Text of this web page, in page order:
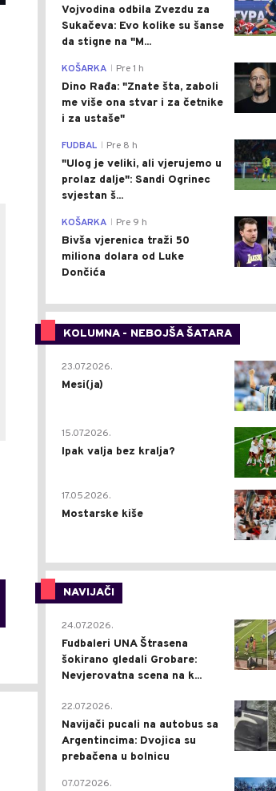
Vojvodina odbila Zvezdu za
Sukačeva: Evo kolike su šanse
da stigne na "M...
KOŠARKA Pre 1 h
Dino Rađa: "Znate šta, zaboli
me više ona stvar i za četnike
i za ustaše"
FUDBAL Pre 8 h
"Ulog je veliki, ali vjerujemo u
prolaz dalje": Sandi Ogrinec
svjestan š...
KOŠARKA Pre 9 h
Bivša vjerenica traži 50
miliona dolara od Luke
Dončića
KOLUMNA - NEBOJŠA ŠATARA
23.07.2026.
Mesi(ja)
15.07.2026.
Ipak valja bez kralja?
17.05.2026.
Mostarske kiše
NAVIJAČI
24.07.2026.
Fudbaleri UNA Štrasena
šokirano gledali Grobare:
Nevjerovatna scena na k...
22.07.2026.
Navijači pucali na autobus sa
Argentincima: Dvojica su
prebačena u bolnicu
07.07.2026.